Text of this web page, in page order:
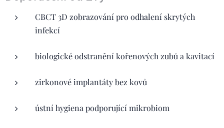
CBCT 3D zobrazování pro odhalení skrytých
infekcí
biologické odstranění kořenových zubů a kavitací
zirkonové implantáty bez kovů
ústní hygiena podporující mikrobiom